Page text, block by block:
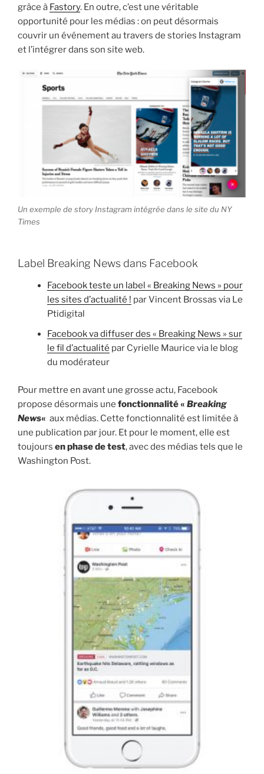
grâce à Fastory. En outre, c’est une véritable
opportunité pour les médias : on peut désormais
couvrir un événement au travers de stories Instagram
et l’intégrer dans son site web.
Un exemple de story Instagram intégrée dans le site du NY
Times
Label Breaking News dans Facebook
Facebook teste un label « Breaking News » pour
les sites d’actualité ! par Vincent Brossas via Le
Ptidigital
Facebook va diffuser des « Breaking News » sur
le fil d’actualité par Cyrielle Maurice via le blog
du modérateur
Pour mettre en avant une grosse actu, Facebook
propose désormais une fonctionnalité « Breaking
News« aux médias. Cette fonctionnalité est limitée à
une publication par jour. Et pour le moment, elle est
toujours en phase de test, avec des médias tels que le
Washington Post.